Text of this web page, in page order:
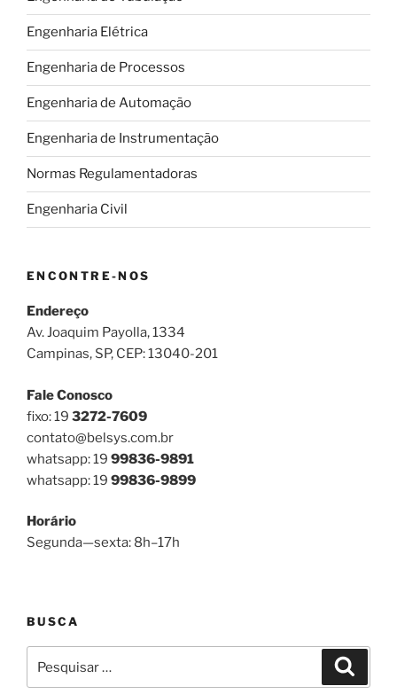
Engenharia Elétrica
Engenharia de Processos
Engenharia de Automação
Engenharia de Instrumentação
Normas Regulamentadoras
Engenharia Civil
ENCONTRE-NOS
Endereço
Av. Joaquim Payolla, 1334
Campinas, SP, CEP: 13040-201
Fale Conosco
fixo: 19 3272-7609
contato@belsys.com.br
whatsapp: 19 99836-9891
whatsapp: 19 99836-9899
Horário
Segunda—sexta: 8h–17h
BUSCA
por: